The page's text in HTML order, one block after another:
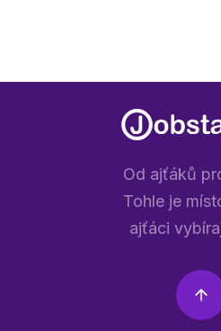
Od ajťáků
Tohle je
ajťáci